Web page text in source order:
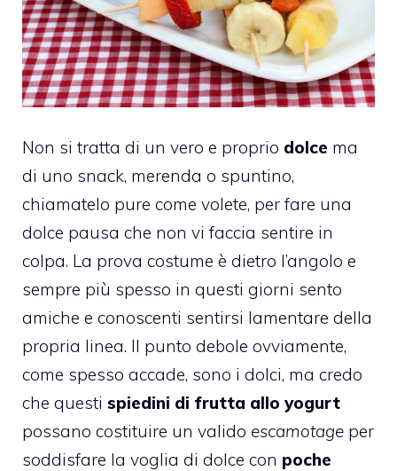
Non si tratta di un vero e proprio dolce ma
di uno snack, merenda o spuntino,
chiamatelo pure come volete, per fare una
dolce pausa che non vi faccia sentire in
colpa. La prova costume è dietro l’angolo e
sempre più spesso in questi giorni sento
amiche e conoscenti sentirsi lamentare della
propria linea. Il punto debole ovviamente,
come spesso accade, sono i dolci, ma credo
che questi spiedini di frutta allo yogurt
possano costituire un valido escamotage per
soddisfare la voglia di dolce con poche